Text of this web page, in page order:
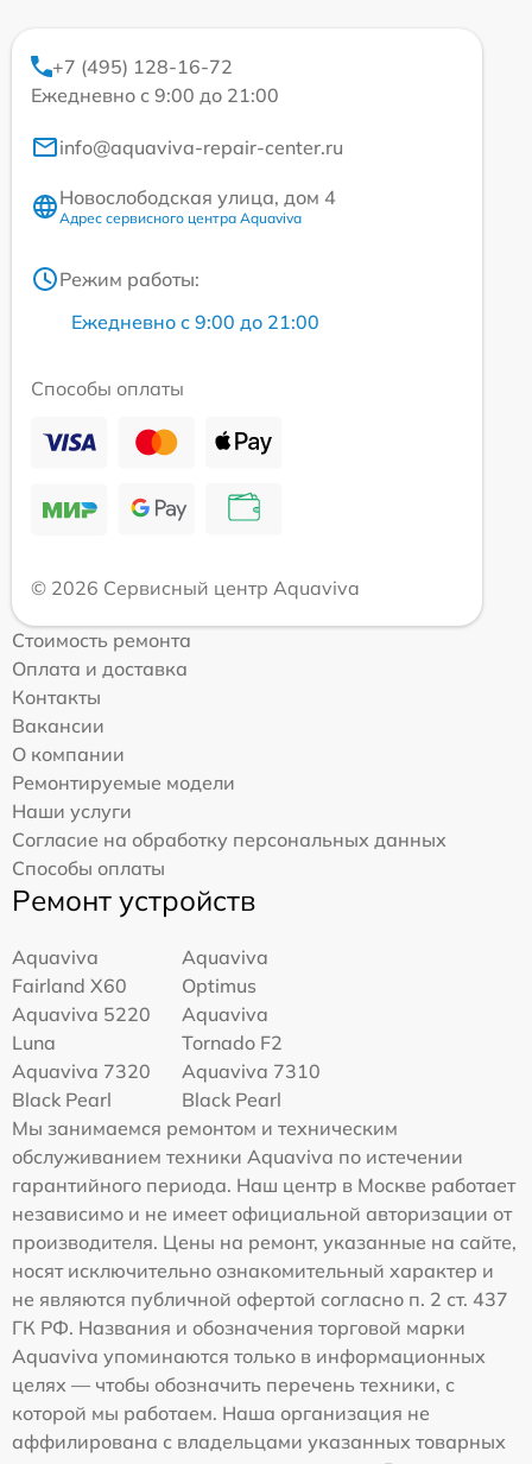
+7 (495) 128-16-72
Ежедневно с 9:00 до 21:00
info@aquaviva-repair-center.ru
Новослободская улица, дом 4
Адрес сервисного центра Aquaviva
Режим работы:
Ежедневно с 9:00 до 21:00
Способы оплаты
© 2026 Сервисный центр Aquaviva
Стоимость ремонта
Оплата и доставка
Контакты
Вакансии
О компании
Ремонтируемые модели
Наши услуги
Согласие на обработку персональных данных
Способы оплаты
Ремонт устройств
Aquaviva
Fairland X60
Aquaviva
Optimus
Aquaviva 5220
Luna
Aquaviva
Tornado F2
Aquaviva 7320
Black Pearl
Aquaviva 7310
Black Pearl
Мы занимаемся ремонтом и техническим
обслуживанием техники Aquaviva по истечении
гарантийного периода. Наш центр в Москве работает
независимо и не имеет официальной авторизации от
производителя. Цены на ремонт, указанные на сайте,
носят исключительно ознакомительный характер и
не являются публичной офертой согласно п. 2 ст. 437
ГК РФ. Названия и обозначения торговой марки
Aquaviva упоминаются только в информационных
целях — чтобы обозначить перечень техники, с
которой мы работаем. Наша организация не
аффилирована с владельцами указанных товарных